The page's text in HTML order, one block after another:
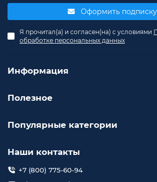
Оформить подписку
Я прочитал(а) и согласен(на) с условиями
обработке персональных данных
Информация
Полезное
Популярные категории
Наши контакты
+7 (800) 775-60-94